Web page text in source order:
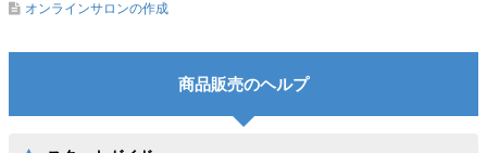
オンラインサロンの作成